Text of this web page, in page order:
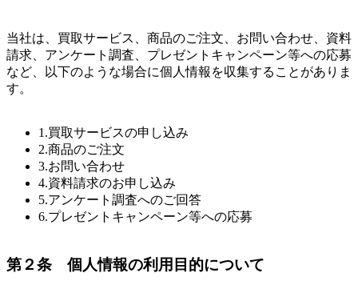
当社は、買取サービス、商品のご注文、お問い合わせ、資料
請求、アンケート調査、プレゼントキャンペーン等への応募
など、以下のような場合に個人情報を収集することがありま
す。
1.買取サービスの申し込み
2.商品のご注文
3.お問い合わせ
4.資料請求のお申し込み
5.アンケート調査へのご回答
6.プレゼントキャンペーン等への応募
第２条 個人情報の利用目的について